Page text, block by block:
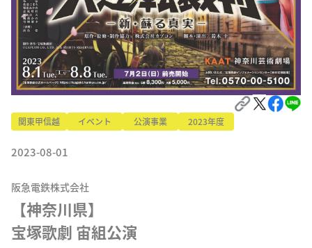
関東甲信越 イベント 公演事業 2023年度
2023-08-01
阪急電鉄株式会社
【神奈川県】
宝塚歌劇 宙組公演